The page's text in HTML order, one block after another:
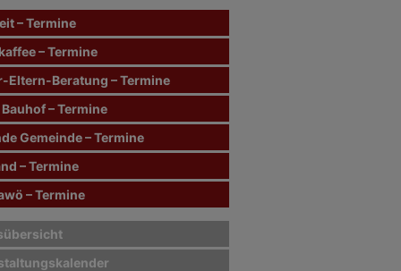
– Termine
– Termine
Eltern-Beratung – Termine
– Termine
Gemeinde – Termine
– Termine
– Termine